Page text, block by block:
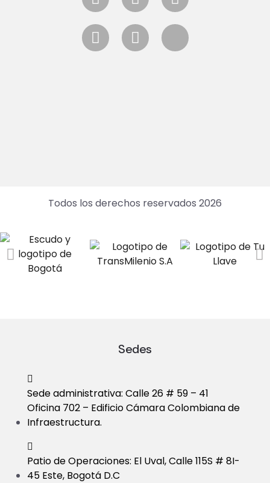
Todos los derechos reservados 2026
Sedes
Sede administrativa: Calle 26 # 59 – 41
Oficina 702 – Edificio Cámara Colombiana de
Infraestructura.
Patio de Operaciones: El Uval, Calle 115S # 8I-
45 Este, Bogotá D.C